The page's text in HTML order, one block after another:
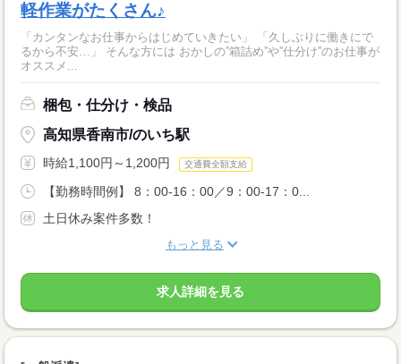
軽作業がたくさん♪
「カンタンなお仕事からはじめていきたい」 「久しぶりに働きにで
るから不安…」 そんな方には おかしの”箱詰め”や”仕分け”のお仕事が
オススメ...
梱包・仕分け・検品
高知県香南市/のいち駅
時給1,100円～1,200円 交通費全額支給
【勤務時間例】 8：00-16：00／9：00-17：0...
土日休み案件多数！
もっと見る
求人詳細を見る